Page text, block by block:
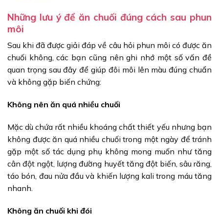
Những lưu ý để ăn chuối đúng cách sau phun
môi
Sau khi đã được giải đáp về câu hỏi phun môi có được ăn
chuối không, các bạn cũng nên ghi nhớ một số vấn đề
quan trọng sau đây để giúp đôi môi lên màu đúng chuẩn
và không gặp biến chứng:
Không nên ăn quá nhiều chuối
Mặc dù chứa rất nhiều khoáng chất thiết yếu nhưng bạn
không được ăn quá nhiều chuối trong một ngày để tránh
gặp một số tác dụng phụ không mong muốn như tăng
cân đột ngột, lượng đường huyết tăng đột biến, sâu răng,
táo bón, đau nửa đầu và khiến lượng kali trong máu tăng
nhanh.
Không ăn chuối khi đói